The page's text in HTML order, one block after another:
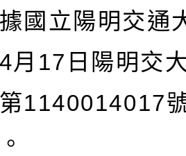
國立陽明交通
月17日陽明交
1140014017